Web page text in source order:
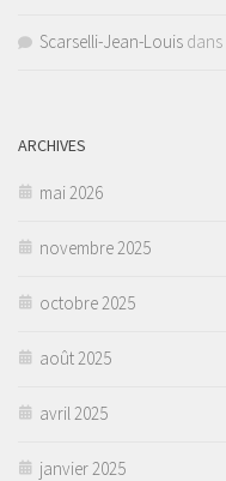
Scarselli-Jean-Louis dans
ARCHIVES
mai 2026
novembre 2025
octobre 2025
août 2025
avril 2025
janvier 2025